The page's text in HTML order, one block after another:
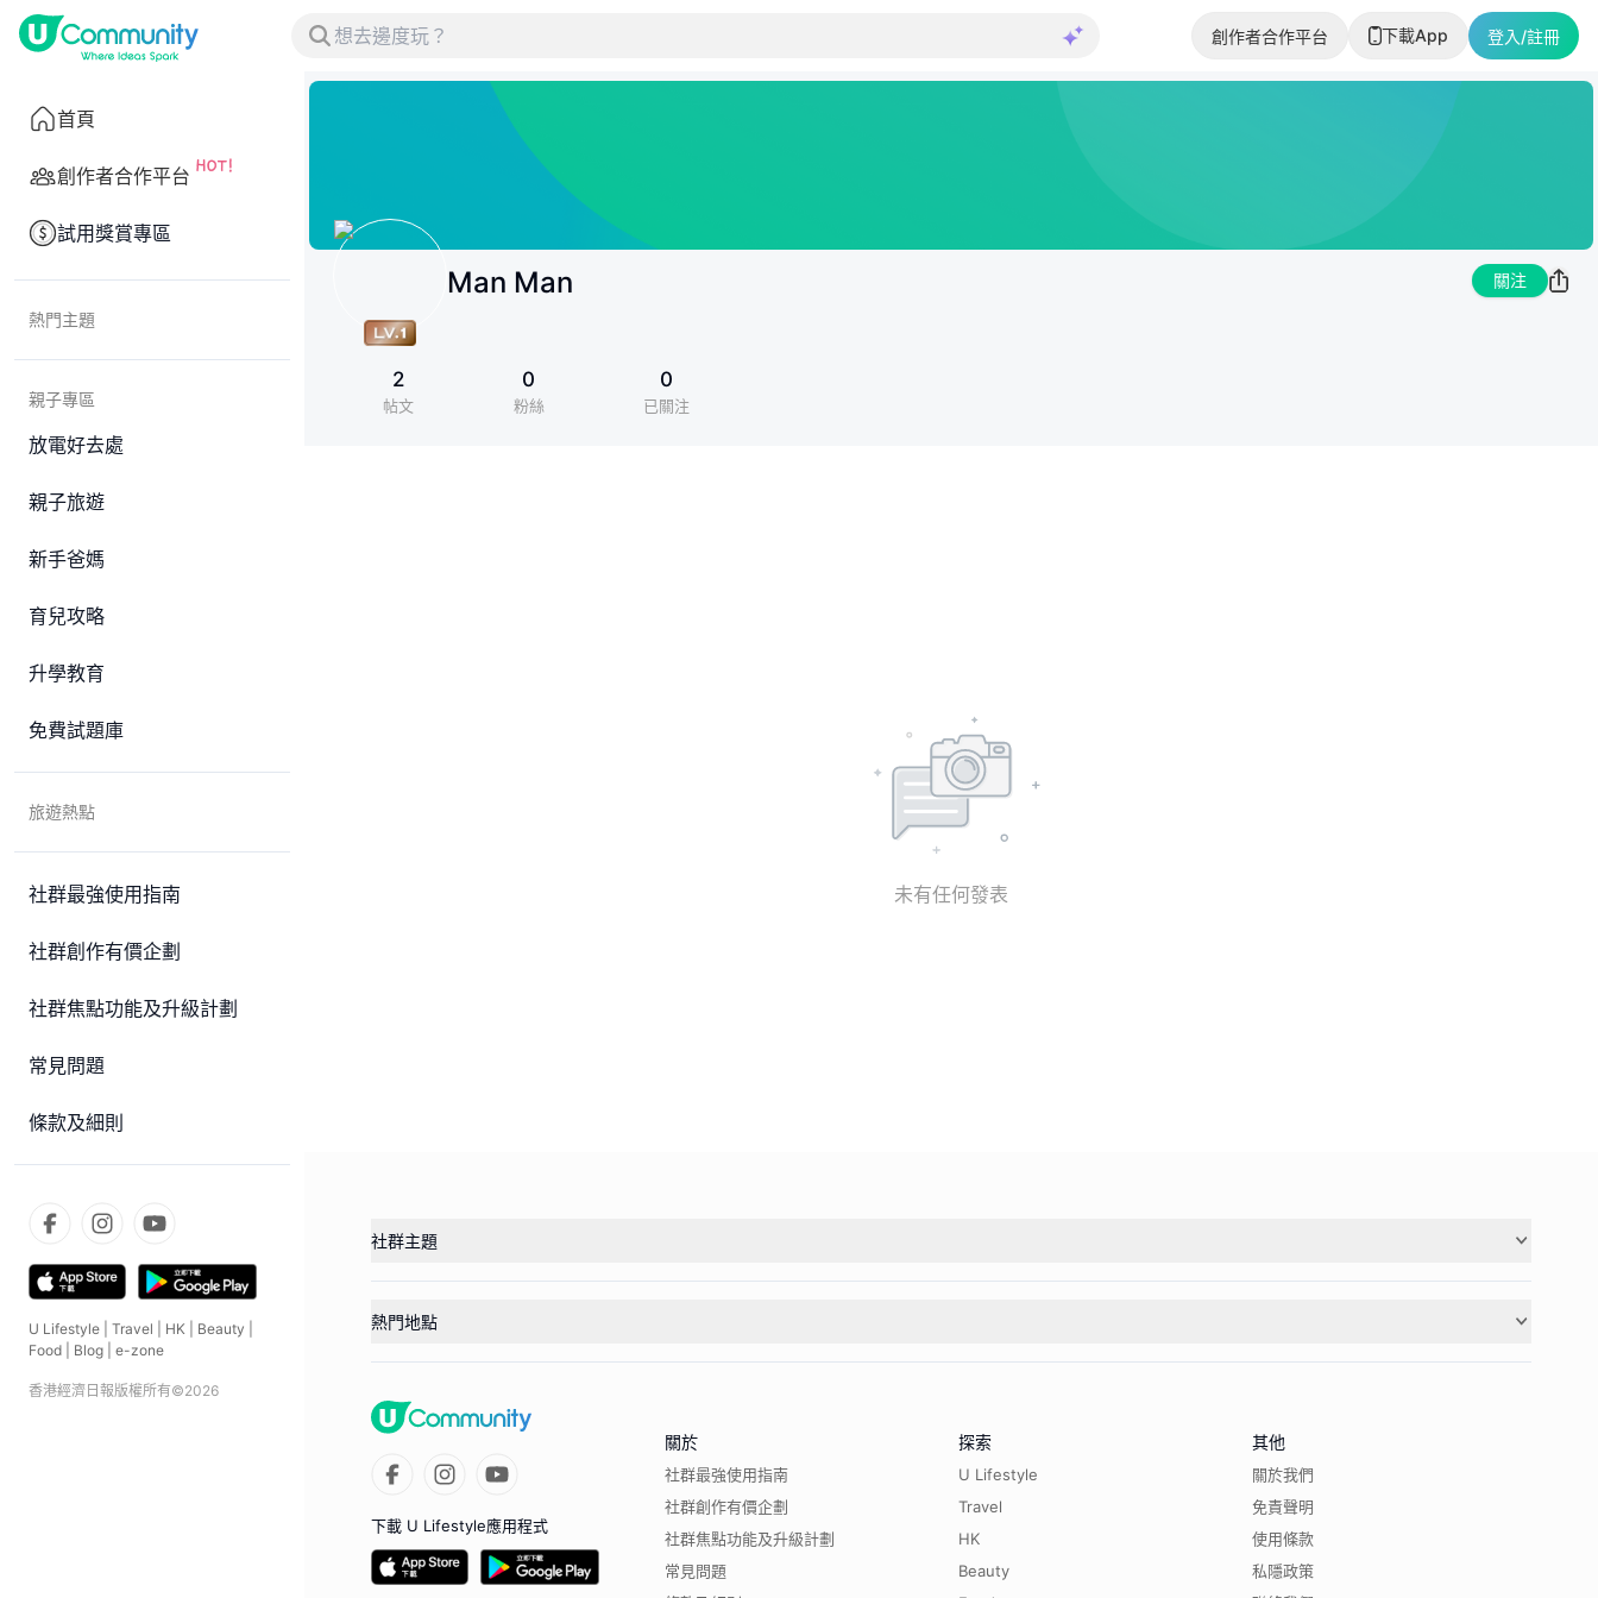
創作者合作平台 下載App 登入/註冊
首頁
創作者合作平台
試用獎賞專區
熱門主題
親子專區
放電好去處
親子旅遊
新手爸媽
育兒攻略
升學教育
免費試題庫
旅遊熱點
社群最強使用指南
社群創作有價企劃
社群焦點功能及升級計劃
常見問題
條款及細則
U Lifestyle Travel HK Beauty
Food
Blog e-zone
香港經濟日報版權所有©2026
Man Man 關注
2
帖文
0
粉絲
0
已關注
未有任何發表
社群主題
熱門地點
下載 U Lifestyle應用程式
關於
社群最強使用指南
社群創作有價企劃
社群焦點功能及升級計劃
常見問題
探索
U Lifestyle
Travel
HK
Beauty
其他
關於我們
免責聲明
使用條款
私隱政策